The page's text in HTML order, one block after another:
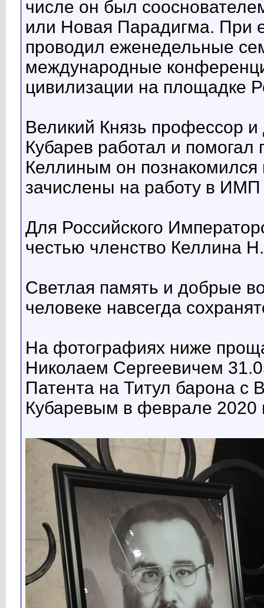
числе он был
или Новая Парадигма. При
проводил еженедельные
международные
цивилизации на площадке
Великий Князь профессор
Кубарев работал и помогал
Келлиным он познакомился
зачислены на работу в
Для Российского
честью членство Келлина
Светлая память и добрые
человеке навсегда
На фотографиях ниже
Николаем Сергеевичем
Патента на Титул барона
Кубаревым в феврале 2020